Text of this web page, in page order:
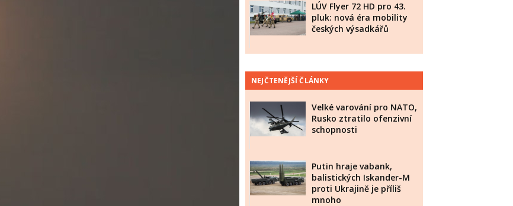
LÚV Flyer 72 HD pro 43.
pluk: nová éra mobility
českých výsadkářů
NEJČTENĚJŠÍ ČLÁNKY
Velké varování pro NATO,
Rusko ztratilo ofenzivní
schopnosti
Putin hraje vabank,
balistických Iskander-M
proti Ukrajině je příliš
mnoho